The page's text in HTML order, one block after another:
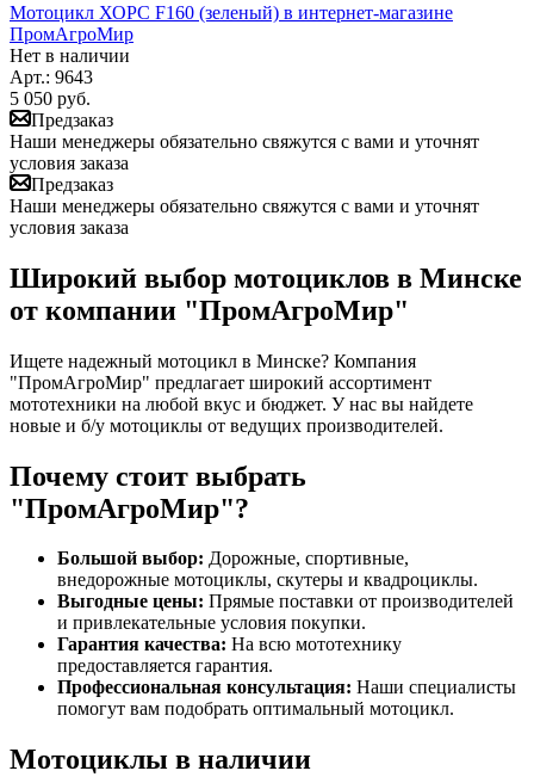
Мотоцикл ХОРС F160 (зеленый) в интернет-магазине
ПромАгроМир
Нет в наличии
Арт.: 9643
5 050 руб.
Предзаказ
Наши менеджеры обязательно свяжутся с вами и уточнят
условия заказа
Предзаказ
Наши менеджеры обязательно свяжутся с вами и уточнят
условия заказа
Широкий выбор мотоциклов в Минске
от компании "ПромАгроМир"
Ищете надежный мотоцикл в Минске? Компания
"ПромАгроМир" предлагает широкий ассортимент
мототехники на любой вкус и бюджет. У нас вы найдете
новые и б/у мотоциклы от ведущих производителей.
Почему стоит выбрать
"ПромАгроМир"?
Большой выбор: Дорожные, спортивные,
внедорожные мотоциклы, скутеры и квадроциклы.
Выгодные цены: Прямые поставки от производителей
и привлекательные условия покупки.
Гарантия качества: На всю мототехнику
предоставляется гарантия.
Профессиональная консультация: Наши специалисты
помогут вам подобрать оптимальный мотоцикл.
Мотоциклы в наличии